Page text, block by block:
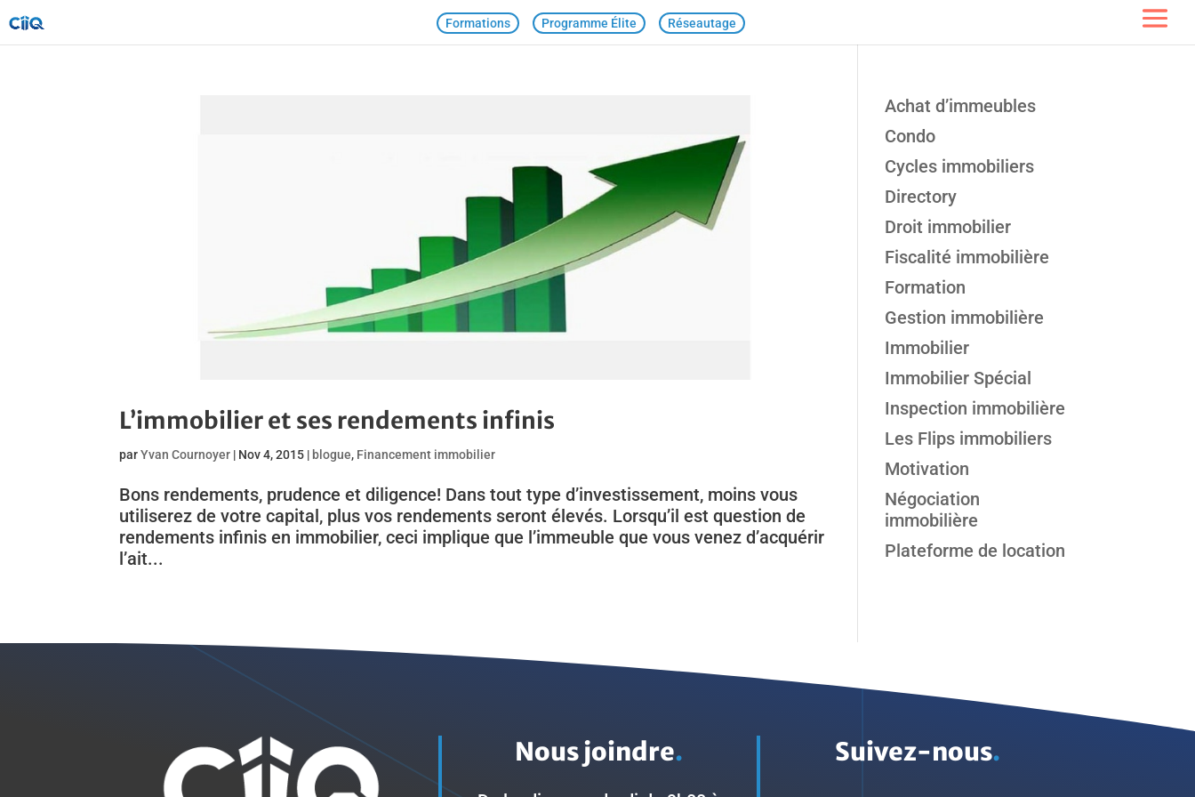
Formations Programme Élite Réseautage
L’immobilier et ses rendements infinis
parYvan Cournoyer | Nov 4, 2015 | blogue, Financement immobilier
Bons rendements, prudence et diligence! Dans tout type d’investissement, moins vous
utiliserez de votre capital, plus vos rendements seront élevés. Lorsqu’il est question de
rendements infinis en immobilier, ceci implique que l’immeuble que vous venez d’acquérir
l’ait...
Achat d’immeubles
Condo
Cycles immobiliers
Directory
Droit immobilier
Fiscalité immobilière
Formation
Gestion immobilière
Immobilier
Immobilier Spécial
Inspection immobilière
Les Flips immobiliers
Motivation
Négociation
immobilière
Plateforme de location
Nous joindre. Suivez-nous.